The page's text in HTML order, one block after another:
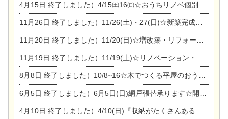
4月15日 終了しました）4/15㈯16㈰☆おうちリノベ個別相談会
11月26日 終了しました）11/26(土)・27(日)☆新築完成見学会 in一宮市あずら
11月20日 終了しました）11/20(日)☆増改築・リフォームまつり＆秋の味覚まつり＆芸術祭
11月19日 終了しました）11/19(土)☆リノベーション・家の修理まつり＆増改築・リフォームまつりin扶桑ゴルフ
8月8日 終了しました）10/8~16☆木でつくる平屋のおうちのつくり方【完全予約制】
6月5日 終了しました）6月5日(日)網戸張替承ります☆開催！
4月10日 終了しました）4/10(日)『収納がたくさんあるおうち現場見学会』